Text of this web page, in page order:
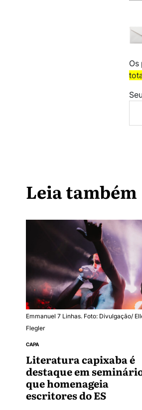
Os
Leia também
Emmanuel 7 Linhas. Foto: Divulgação/
Flegler
CAPA
Literatura capixaba é
destaque em
que homenageia
escritores do ES